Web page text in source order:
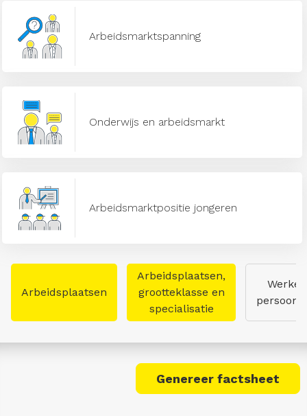
Arbeidsmarktspanning
Onderwijs en arbeidsmarkt
Arbeidsmarktpositie jongeren
Arbeidsplaatsen
Arbeidsplaatsen,
grootteklasse en
specialisatie
Genereer factsheet